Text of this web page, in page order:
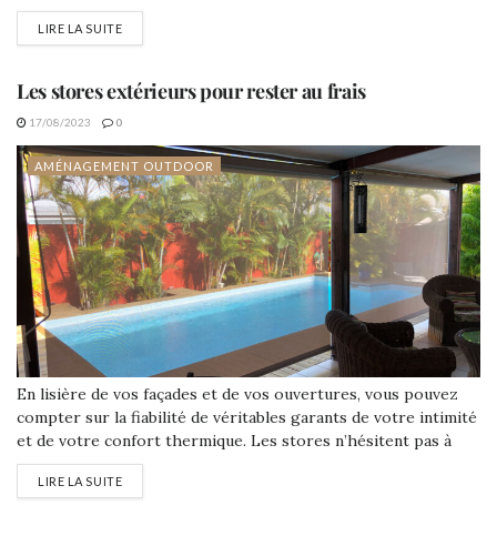
bonheur. Une bonne organisation, des produits de qualité, et
le tour est joué !
LIRE LA SUITE
Les stores extérieurs pour rester au frais
17/08/2023 0
AMÉNAGEMENT OUTDOOR
En lisière de vos façades et de vos ouvertures, vous pouvez
compter sur la fiabilité de véritables garants de votre intimité
et de votre confort thermique. Les stores n’hésitent pas à
s’exposer pour vous offrir un abri contre le soleil, le vent, la
pluie...
LIRE LA SUITE